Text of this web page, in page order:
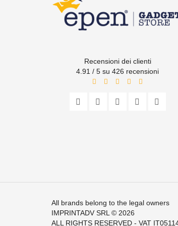
Recensioni dei clienti
4.91 / 5 su 426 recensioni
All brands belong to the legal owners
IMPRINTADV SRL © 2026
ALL RIGHTS RESERVED - VAT